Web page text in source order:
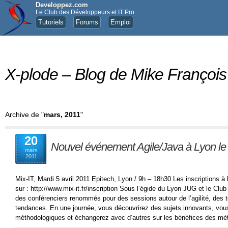
Developpez.com
Le Club des Développeurs et IT Pro
Tutoriels Forums Emploi
X-plode – Blog de Mike François
Archive de "mars, 2011"
20
mars
2011
Nouvel événement Agile/Java à Lyon
Mix-IT, Mardi 5 avril 2011 Epitech, Lyon / 9h – 18h30 Les inscriptions à
sur : http://www.mix-it.fr/inscription Sous l’égide du Lyon JUG et le
des conférenciers renommés pour des sessions autour de l’agilité,
tendances. En une journée, vous découvrirez des sujets innovants,
méthodologiques et échangerez avec d’autres sur les bénéfices des